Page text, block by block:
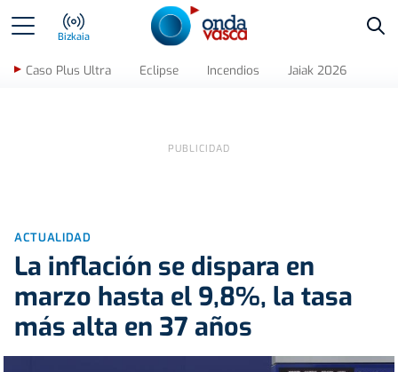
Bizkaia
Caso Plus Ultra Eclipse Incendios Jaiak 2026
ACTUALIDAD
La inflación se dispara en
marzo hasta el 9,8%, la tasa
más alta en 37 años